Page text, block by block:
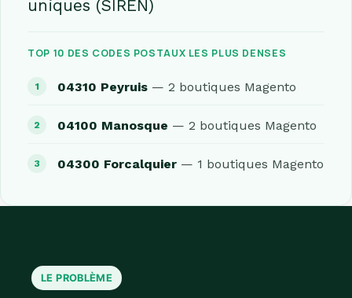
uniques (SIREN)
TOP 10 DES CODES POSTAUX LES PLUS DENSES
04310 Peyruis — 2 boutiques Magento
04100 Manosque — 2 boutiques Magento
04300 Forcalquier — 1 boutiques Magento
LE PROBLÈME